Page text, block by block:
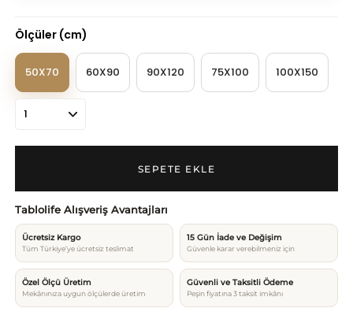
Ölçüler (cm)
50X70 60X90 90X120 75X100 100X150
Tablolife Alışveriş Avantajları
Ücretsiz Kargo
Tüm Türkiye’ye ücretsiz teslimat
15 Gün İade ve Değişim
Güvenle karar verebilmeniz için
Özel Ölçü Üretim
Mekânınıza uygun ölçülerde üretim
Güvenli ve Taksitli Ödeme
Peşin fiyatına 3 taksit imkânı